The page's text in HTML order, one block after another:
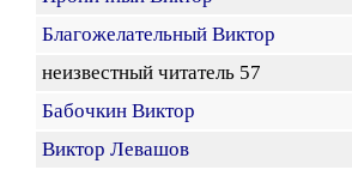
Благожелательный Виктор
неизвестный читатель 57
Бабочкин Виктор
Виктор Левашов